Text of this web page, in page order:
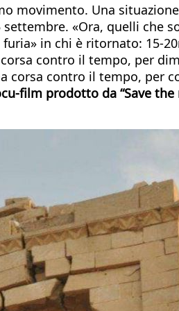
Una
«Ora, quelli che
in chi è ritornato: 15-
contro il tempo, per
contro il tempo, per
film prodotto da “Save